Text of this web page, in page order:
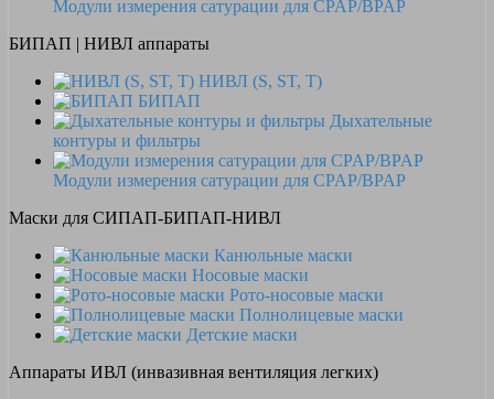
Модули измерения сатурации для CPAP/BPAP
БИПАП | НИВЛ аппараты
НИВЛ (S, ST, T)
БИПАП
Дыхательные
контуры и фильтры
Модули измерения сатурации для CPAP/BPAP
Маски для СИПАП-БИПАП-НИВЛ
Канюльные маски
Носовые маски
Рото-носовые маски
Полнолицевые маски
Детские маски
Аппараты ИВЛ (инвазивная вентиляция легких)